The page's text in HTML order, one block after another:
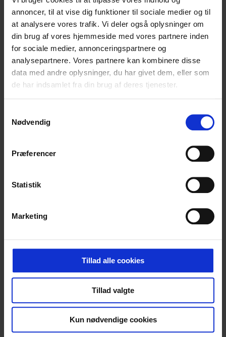
annoncer, til at vise dig funktioner til sociale medier og til
at analysere vores trafik. Vi deler også oplysninger om
din brug af vores hjemmeside med vores partnere inden
for sociale medier, annonceringspartnere og
analysepartnere. Vores partnere kan kombinere disse
data med andre oplysninger, du har givet dem, eller som
de har indsamlet fra din brug af deres tjenester.
Nødvendig
Præferencer
Statistik
Marketing
Tillad alle cookies
Tillad valgte
Kun nødvendige cookies